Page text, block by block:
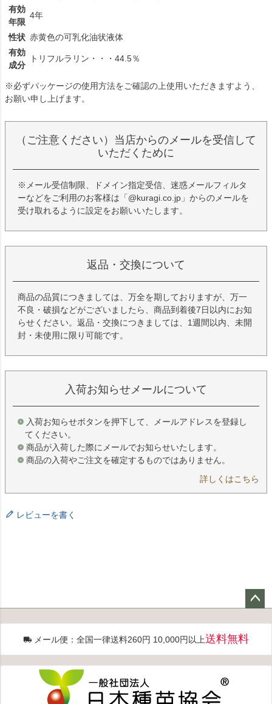
有効
年限
4年
性状 赤黄色の可乳化油状液体
有効
成分
トリフルラリン・・・44.5％
※必ずパッケージの使用方法をご確認の上使用いただきますよう、
お願い申し上げます。
（ご注意ください）当店からのメールを受信して
いただくために
※メール受信制限、ドメイン指定受信、迷惑メールフィルタ
ーなどをご利用のお客様は「@kuragi.co.jp」からのメールを
受け取れるように設定をお願いいたします。
返品・交換について
商品の品質につきましては、万全を期しておりますが、万一
不良・破損などがございましたら、商品到着後7日以内にお知
らせください。返品・交換につきましては、1週間以内、未開
封・未使用に限り可能です。
入荷お知らせメールについて
入荷お知らせボタンを押下して、メールアドレスを登録し
てください。
商品が入荷した際にメールでお知らせいたします。
商品の入荷やご注文を確定するものではありません。
詳しくはこちら
レビューを書く
ップ
へ
メール便：全国一律送料260円 10,000円以上送料無料